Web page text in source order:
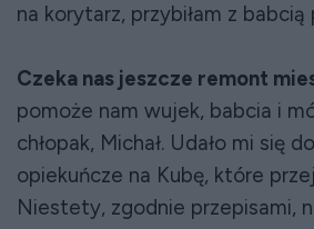
na korytarz, przybiłam z babcią
Czeka nas jeszcze remont
pomoże nam wujek, babcia i
chłopak, Michał. Udało mi się
opiekuńcze na Kubę, które
Niestety, zgodnie przepisami,